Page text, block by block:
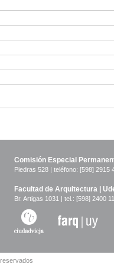
Comisión Especial
Piedras 528 | teléfono: [598] 2915
Facultad de Arquitectura |
Br. Artigas 1031 | tel.: [598] 2400